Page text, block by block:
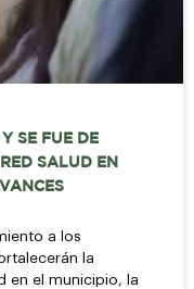
SE FUE DE
SALUD EN
a los
la
en el municipio, la